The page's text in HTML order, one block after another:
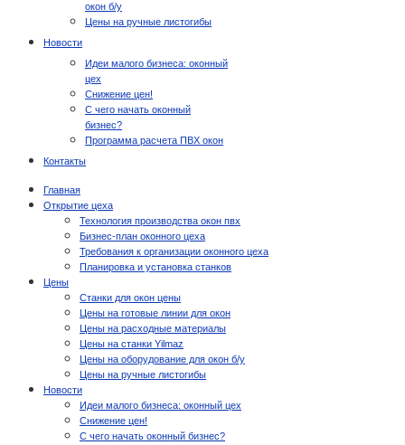
окон б/у
Цены на ручные листогибы
Новости
Идеи малого бизнеса: оконный
цех
Снижение цен!
С чего начать оконный
бизнес?
Программа расчета ПВХ окон
Контакты
Главная
Открытие цеха
Технология производства окон пвх
Бизнес-план оконного цеха
Требования к организации оконного цеха
Планировка и установка станков
Цены
Станки для окон цены
Цены на готовые линии для окон
Цены на расходные материалы
Цены на станки Yilmaz
Цены на оборудование для окон б/у
Цены на ручные листогибы
Новости
Идеи малого бизнеса: оконный цех
Снижение цен!
С чего начать оконный бизнес?